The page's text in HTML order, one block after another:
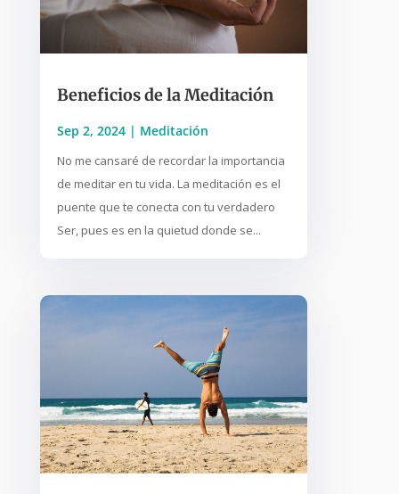
Beneficios de la Meditación
Sep 2, 2024| Meditación
No me cansaré de recordar la importancia
de meditar en tu vida. La meditación es el
puente que te conecta con tu verdadero
Ser, pues es en la quietud donde se...